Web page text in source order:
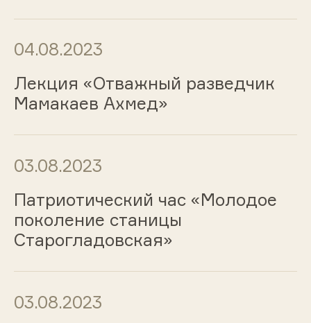
04.08.2023
Лекция «Отважный разведчик
Мамакаев Ахмед»
03.08.2023
Патриотический час «Молодое
поколение станицы
Старогладовская»
03.08.2023